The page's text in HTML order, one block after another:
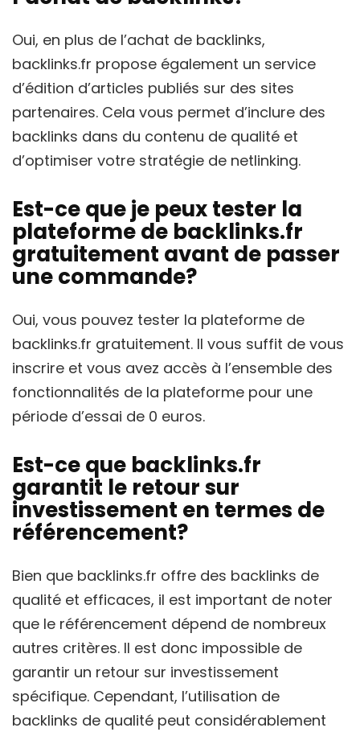
Oui, en plus de l’achat de backlinks,
backlinks.fr propose également un service
d’édition d’articles publiés sur des sites
partenaires. Cela vous permet d’inclure des
backlinks dans du contenu de qualité et
d’optimiser votre stratégie de netlinking.
Est-ce que je peux tester la
plateforme de backlinks.fr
gratuitement avant de passer
une commande?
Oui, vous pouvez tester la plateforme de
backlinks.fr gratuitement. Il vous suffit de vous
inscrire et vous avez accès à l’ensemble des
fonctionnalités de la plateforme pour une
période d’essai de 0 euros.
Est-ce que backlinks.fr
garantit le retour sur
investissement en termes de
référencement?
Bien que backlinks.fr offre des backlinks de
qualité et efficaces, il est important de noter
que le référencement dépend de nombreux
autres critères. Il est donc impossible de
garantir un retour sur investissement
spécifique. Cependant, l’utilisation de
backlinks de qualité peut considérablement